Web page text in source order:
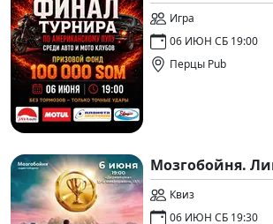
Игра
06 ИЮН СБ 19:00
Перцы Pub
Мозгобойня.
Квиз
06 ИЮН СБ 19:30